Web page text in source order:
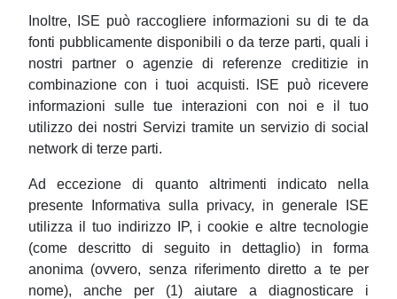
Inoltre, ISE può raccogliere informazioni su di te da
fonti pubblicamente disponibili o da terze parti, quali i
nostri partner o agenzie di referenze creditizie in
combinazione con i tuoi acquisti. ISE può ricevere
informazioni sulle tue interazioni con noi e il tuo
utilizzo dei nostri Servizi tramite un servizio di social
network di terze parti.
Ad eccezione di quanto altrimenti indicato nella
presente Informativa sulla privacy, in generale ISE
utilizza il tuo indirizzo IP, i cookie e altre tecnologie
(come descritto di seguito in dettaglio) in forma
anonima (ovvero, senza riferimento diretto a te per
nome), anche per (1) aiutare a diagnosticare i